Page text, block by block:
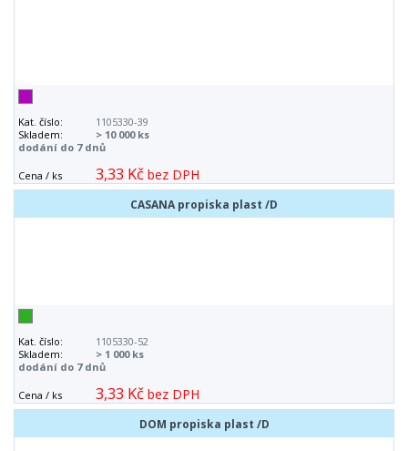
Kat. číslo:
1105330-39
Skladem:
> 10 000 ks
dodání do 7 dnů
Cena / ks 3,33 Kč bez DPH
CASANA propiska plast /D
Kat. číslo:
1105330-52
Skladem:
> 1 000 ks
dodání do 7 dnů
Cena / ks 3,33 Kč bez DPH
DOM propiska plast /D